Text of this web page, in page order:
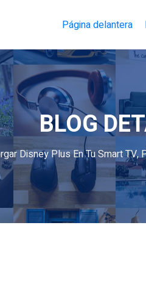
Página delantera
BLOG
Disney Plus En Tu Smart